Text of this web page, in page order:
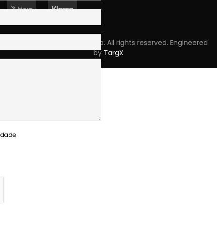
Copyright © 2023 Skpro, Lda. All rights reserved. Engineered
by TargX